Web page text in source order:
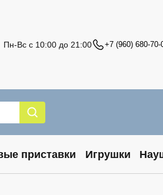
Пн-Вс с 10:00 до 21:00 +7 (960) 680-70-
приставки Игрушки